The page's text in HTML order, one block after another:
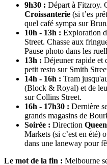
9h30 : Départ à Fitzroy.
Croissanterie (si t’es
quel café sympa sur
10h - 13h : Exploration
Street. Chasse aux
Pause photo dans les
13h : Déjeuner rapide et
petit resto sur Smith
14h - 16h : Tram
(Block & Royal) et de
sur Collins Street.
16h - 17h30 : Dernière
grands magasins de
Soirée : Direction
Markets (si c’est en été)
dans une laneway pour
Le mot de la fin : Melbourne